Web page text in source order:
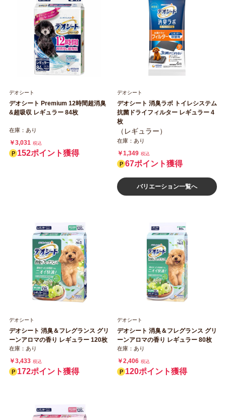
デオシート
デオシート Premium 12時間超消臭
&超吸収 レギュラー 84枚
在庫：あり
￥3,031 税込
152ポイント獲得
デオシート
デオシート 消臭ラボ トイレシステム
抗菌ドライフィルター レギュラー 4
枚
（レギュラー）
在庫：あり
￥1,349 税込
67ポイント獲得
バリエーション一覧へ
デオシート
デオシート 消臭＆フレグランス グリ
ーンアロマの香り レギュラー 120枚
在庫：あり
￥3,433 税込
172ポイント獲得
デオシート
デオシート 消臭＆フレグランス グリ
ーンアロマの香り レギュラー 80枚
在庫：あり
￥2,406 税込
120ポイント獲得